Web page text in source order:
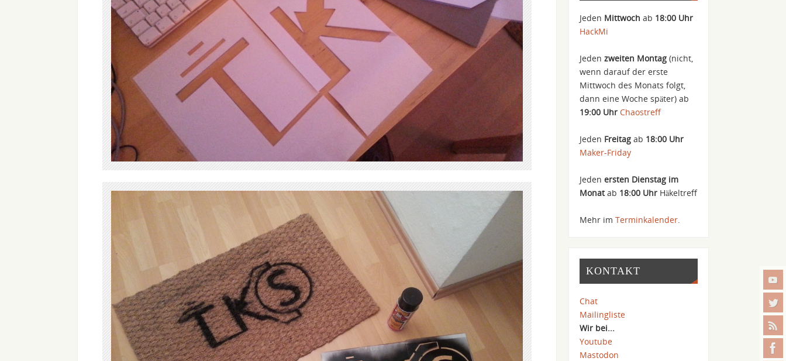
Jeden Mittwoch ab 18:00 Uhr
HackMi
Jedenzweiten Montag (nicht,
wenn darauf der erste
Mittwoch des Monats folgt,
dann eine Woche später) ab
19:00 Uhr Chaostreff
Jeden Freitag ab 18:00 Uhr
Maker-Friday
Jedenersten Dienstag im
Monatab 18:00 Uhr Häkeltreff
Mehr imTerminkalender.
KONTAKT
Chat
Mailingliste
Wir bei...
Youtube
Mastodon